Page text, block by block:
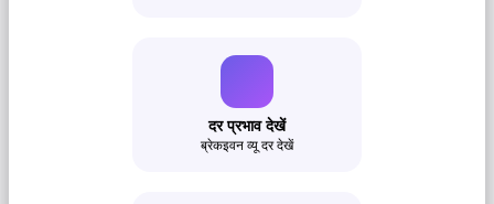
दर प्रभाव देखें
ब्रेकइवन व्यू दर देखें